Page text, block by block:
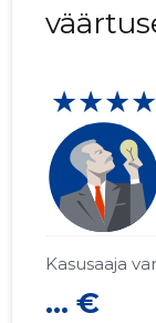
★★★★
Kasusaaja
... €